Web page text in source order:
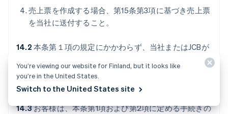
売上票を作成する場合、第15条第3項に基づき売上票
を当社に送付すること。
14.2 本条第１項の規定にかかわらず、当社またはJCBが
別途通信販売の方法を指定し、お客様に通知した場合に
は、お客様は指定された方法により通信販売を行うもの
とします。
14.3お客様は、本条第1項および第2項に定める手続きの
You’re viewing our website for Finland, but it looks like
you’re in the United States.
Switch to the United States site